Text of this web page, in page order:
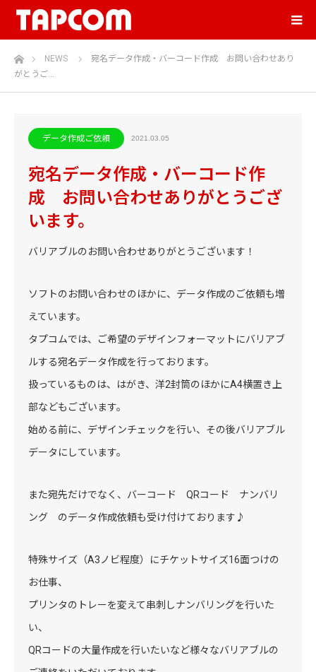
ホームNEWS
宛名データ作成・バーコード作成 お問い合わせあり
がとうご…
データ作成ご依頼 2021.03.05
宛名データ作成・バーコード作
成 お問い合わせありがとうござ
います。
バリアブルのお問い合わせありがとうございます！
ソフトのお問い合わせのほかに、データ作成のご依頼も増
えています。
タプコムでは、ご希望のデザインフォーマットにバリアブ
ルする宛名データ作成を行っております。
扱っているものは、はがき、洋2封筒のほかにA4横置き上
部などもございます。
始める前に、デザインチェックを行い、その後バリアブル
データにしています。
また宛先だけでなく、バーコード QRコード ナンバリ
ング のデータ作成依頼も受け付けております♪
特殊サイズ（A3ノビ程度）にチケットサイズ16面つけの
お仕事、
プリンタのトレーを変えて串刺しナンバリングを行いた
い、
QRコードの大量作成を行いたいなど様々なバリアブルの